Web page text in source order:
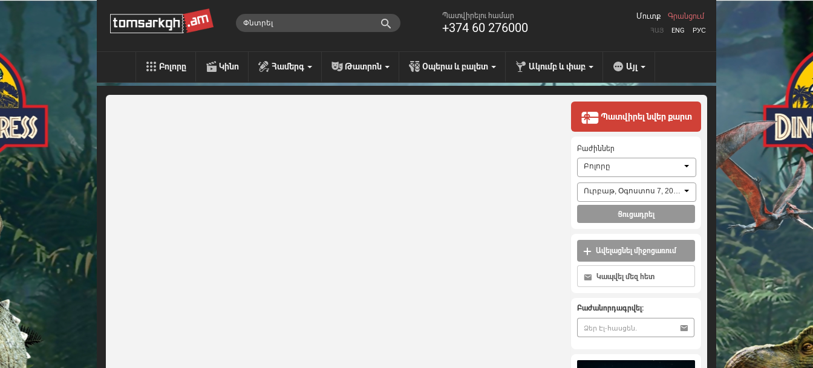
Պատվիրելու համար
+374 60 276000 ՀԱՅ ENG РУС
Մուտք Գրանցում
Բոլորը Կինո Համերգ Թատրոն Օպերա և բալետ Ակումբ և փաբ Այլ
Պատվիրել նվեր քարտ
Բաժիններ
Բոլորը
Ուրբաթ, Օգոստոս 7, 2026
Ցուցադրել
Ավելացնել միջոցառում
Կապվել մեզ հետ
Բաժանորդագրվել: